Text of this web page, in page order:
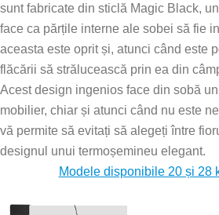
sunt fabricate din sticlă Magic Black,
face ca părțile interne ale sobei să fie
aceasta este oprit și, atunci când este
flăcării să strălucească prin ea din
Acest design ingenios face din sobă
mobilier, chiar și atunci când nu este
vă permite să evitați să alegeți între
designul unui termoșemineu elegant.
Modele disponibile 20 și 28